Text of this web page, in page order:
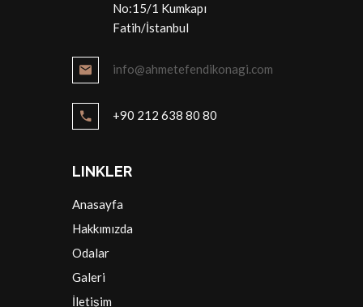
No:15/1 Kumkapı
Fatih/İstanbul
info@ahmetefendikonagi.com
+90 212 638 80 80
LINKLER
Anasayfa
Hakkımızda
Odalar
Galeri
İletişim